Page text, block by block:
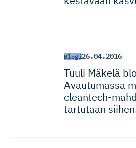
Blogi26.04.2016
Tuuli Mäkelä
Avautumassa
cleantech-
tartutaan